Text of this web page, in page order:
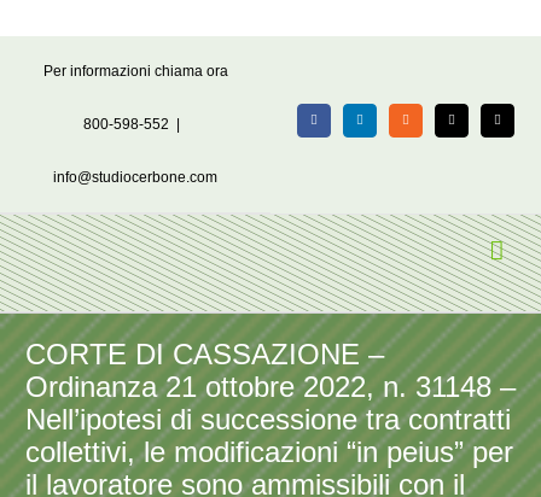
Per informazioni chiama ora
800-598-552
info@studiocerbone.com
FacebookLinkedIn Rss X Email
CORTE DI CASSAZIONE –
Ordinanza 21 ottobre 2022, n. 31148 –
Nell’ipotesi di successione tra contratti
collettivi, le modificazioni “in peius” per
il lavoratore sono ammissibili con il